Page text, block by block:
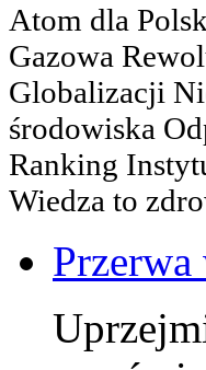
Atom dla
Gazowa
Globalizacji
środowiska
Ranking
Wiedza to